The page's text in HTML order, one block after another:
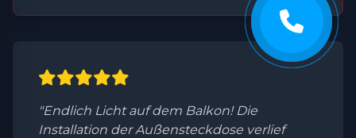
"Endlich Licht auf dem Balkon! Die
Installation der Außensteckdose verlief